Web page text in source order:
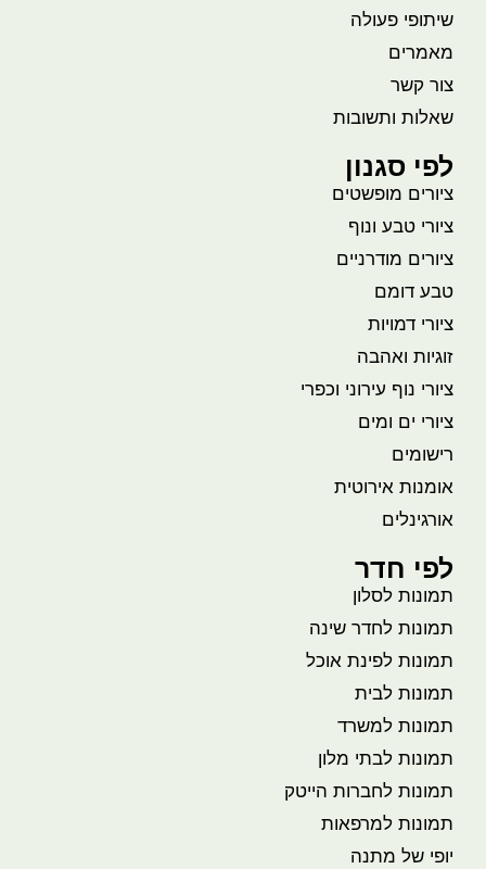
שיתופי פעולה
מאמרים
צור קשר
שאלות ותשובות
לפי סגנון
ציורים מופשטים
ציורי טבע ונוף
ציורים מודרניים
טבע דומם
ציורי דמויות
זוגיות ואהבה
ציורי נוף עירוני וכפרי
ציורי ים ומים
רישומים
אומנות אירוטית
אורגינלים
לפי חדר
תמונות לסלון
תמונות לחדר שינה
תמונות לפינת אוכל
תמונות לבית
תמונות למשרד
תמונות לבתי מלון
תמונות לחברות הייטק
תמונות למרפאות
יופי של מתנה